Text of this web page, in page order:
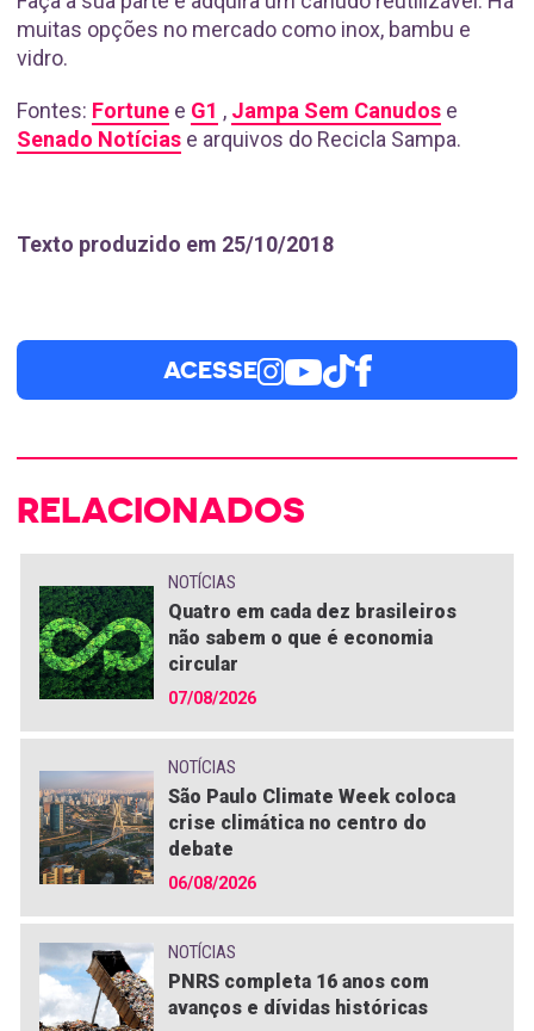
muitas opções no mercado como inox, bambu e
vidro.
Fontes: Fortune e G1 , Jampa Sem Canudos e
Senado Notícias e arquivos do Recicla Sampa.
Texto produzido em 25/10/2018
ACESSE
RELACIONADOS
NOTÍCIAS
Quatro em cada dez brasileiros
não sabem o que é economia
circular
07/08/2026
NOTÍCIAS
São Paulo Climate Week coloca
crise climática no centro do
debate
06/08/2026
NOTÍCIAS
PNRS completa 16 anos com
avanços e dívidas históricas